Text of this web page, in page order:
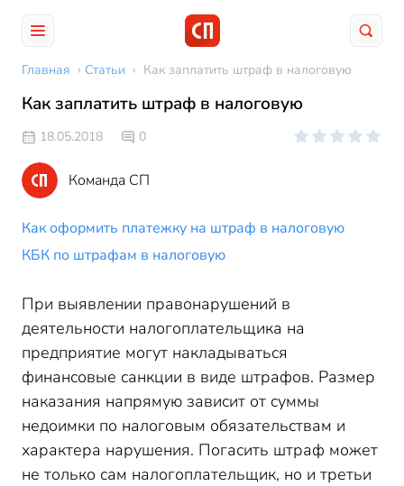
Главная › Статьи › Как заплатить штраф в налоговую
Как заплатить штраф в налоговую
18.05.2018 0
Команда СП
Как оформить платежку на штраф в налоговую
КБК по штрафам в налоговую
При выявлении правонарушений в
деятельности налогоплательщика на
предприятие могут накладываться
финансовые санкции в виде штрафов. Размер
наказания напрямую зависит от суммы
недоимки по налоговым обязательствам и
характера нарушения. Погасить штраф может
не только сам налогоплательщик, но и третьи